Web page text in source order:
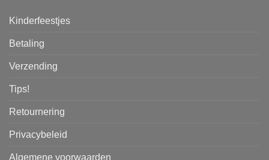
Kinderfeestjes
Betaling
Verzending
Tips!
Retournering
Privacybeleid
Algemene voorwaarden